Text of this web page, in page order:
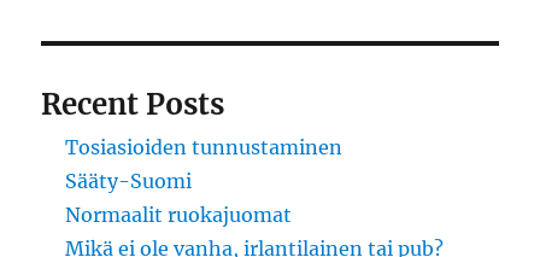
Recent Posts
Tosiasioiden tunnustaminen
Sääty-Suomi
Normaalit ruokajuomat
Mikä ei ole vanha, irlantilainen tai pub?